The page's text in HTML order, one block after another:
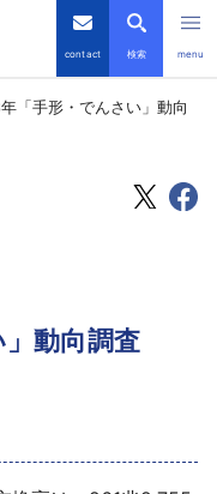
contact 検索 menu
「手形・でんさい」動向
動向調査